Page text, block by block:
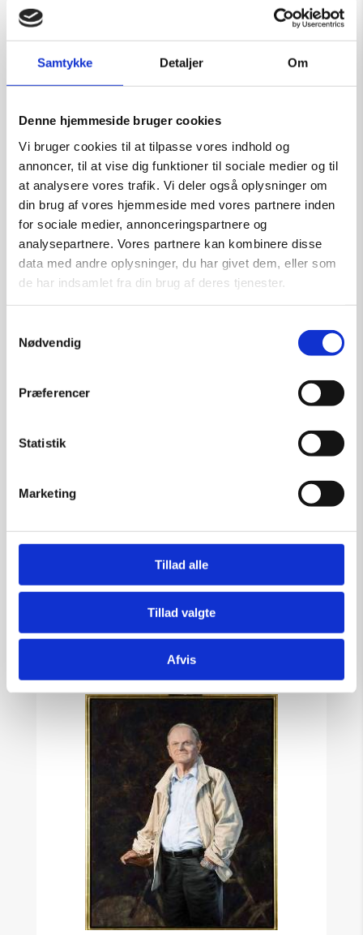
Samtykke Detaljer Om
Denne hjemmeside bruger cookies
Vi bruger cookies til at tilpasse vores indhold og
annoncer, til at vise dig funktioner til sociale medier og til
at analysere vores trafik. Vi deler også oplysninger om
din brug af vores hjemmeside med vores partnere inden
for sociale medier, annonceringspartnere og
analysepartnere. Vores partnere kan kombinere disse
data med andre oplysninger, du har givet dem, eller som
de har indsamlet fra din brug af deres tjenester.
Nødvendig
Præferencer
Statistik
Marketing
Tillad alle
Tillad valgte
Afvis
Lars Rasmussen